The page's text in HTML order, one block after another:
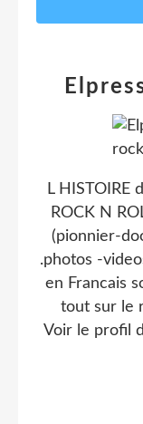
L HISTOIRE
ROCK N
(pionnier-
.photos -
en Francais
tout sur le
Voir le profil